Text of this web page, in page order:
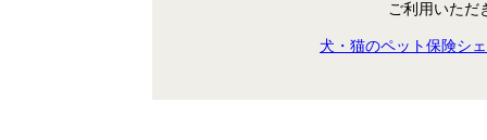
ご利用いただ
犬・猫のペット保険シ